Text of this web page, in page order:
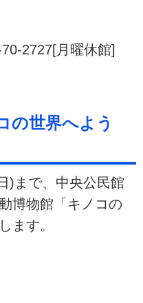
2727[月曜休館]
の世界へよう
)まで、中央公民館
博物館「キノコの
ます。